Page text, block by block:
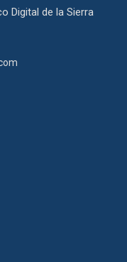
Digital de la Sierra